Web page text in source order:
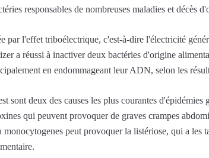
responsables de nombreuses maladies et décès
par l'effet triboélectrique, c'est-à-dire l'électricité
a réussi à inactiver deux bactéries d'origine
en endommageant leur ADN, selon les
sont deux des causes les plus courantes
qui peuvent provoquer de graves crampes
peut provoquer la listériose, qui a les